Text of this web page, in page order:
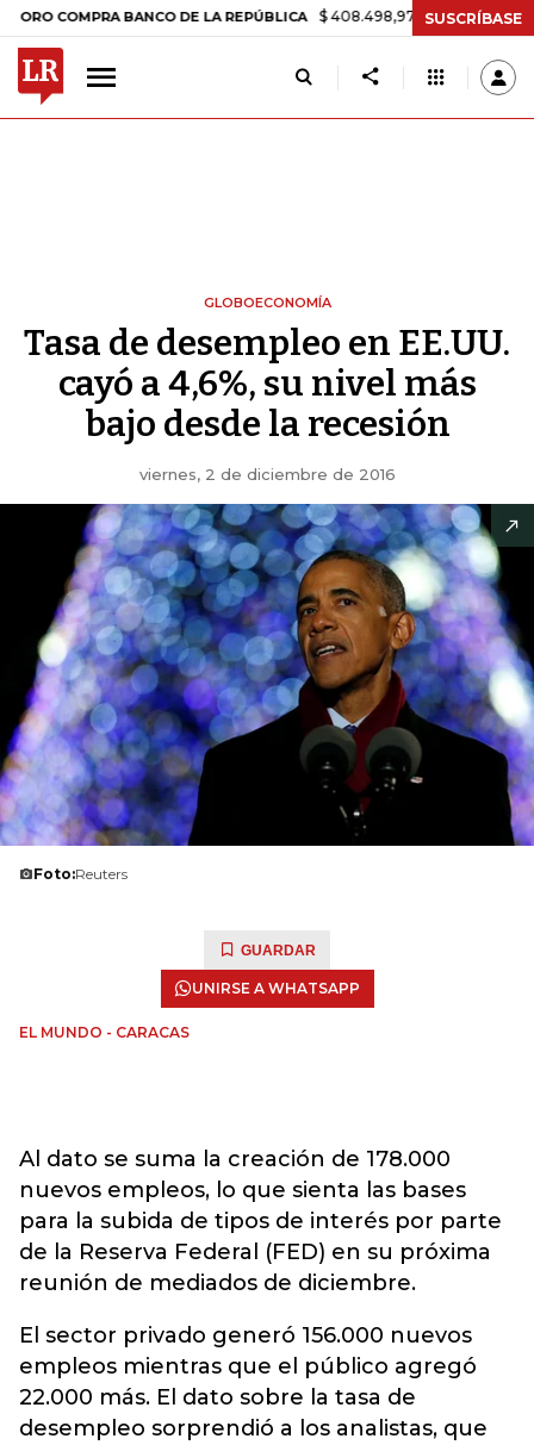
BANCO DE LA REPÚBLICA $ 408.498,97 +$ 8.753,81 +2,19%
SUSCRÍBASE
GLOBOECONOMÍA
Tasa de desempleo en EE.UU.
cayó a 4,6%, su nivel más
bajo desde la recesión
viernes, 2 de diciembre de 2016
Foto:Reuters
GUARDAR
UNIRSE A WHATSAPP
EL MUNDO - CARACAS
Al dato se suma la creación de 178.000
nuevos empleos, lo que sienta las bases
para la subida de tipos de interés por parte
de la Reserva Federal (FED) en su próxima
reunión de mediados de diciembre.
El sector privado generó 156.000 nuevos
empleos mientras que el público agregó
22.000 más. El dato sobre la tasa de
desempleo sorprendió a los analistas, que